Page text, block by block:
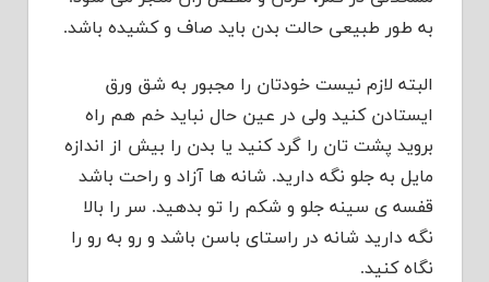
به طور طبیعی حالت بدن باید صاف و کشیده باشد.
البته لازم نیست خودتان را مجبور به شق ورق
ایستادن کنید ولی در عین حال نباید خم هم راه
بروید پشت تان را گرد کنید یا بدن را بیش از اندازه
مایل به جلو نگه دارید. شانه ها آزاد و راحت باشد
قفسه ی سینه جلو و شکم را تو بدهید. سر را بالا
نگه دارید شانه در راستای باسن باشد و رو به رو را
نگاه کنید.